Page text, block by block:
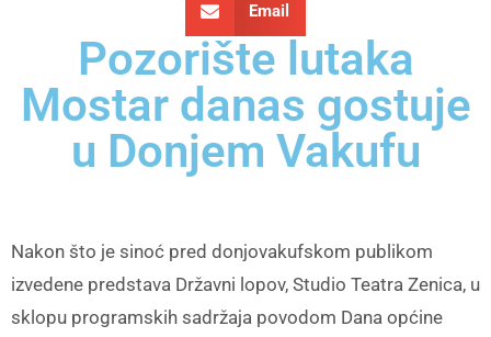
Email
Pozorište lutaka
Mostar danas gostuje
u Donjem Vakufu
Nakon što je sinoć pred donjovakufskom publikom
izvedene predstava Državni lopov, Studio Teatra Zenica, u
sklopu programskih sadržaja povodom Dana općine